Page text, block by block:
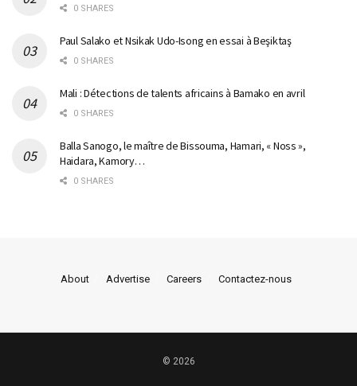
0 SHARES
Paul Salako et Nsikak Udo-Isong en essai à Beşiktaş
0 SHARES
Mali : Détections de talents africains à Bamako en avril
0 SHARES
Balla Sanogo, le maître de Bissouma, Hamari, « Noss »,
Haidara, Kamory…
0 SHARES
About Advertise Careers Contactez-nous
© 2026